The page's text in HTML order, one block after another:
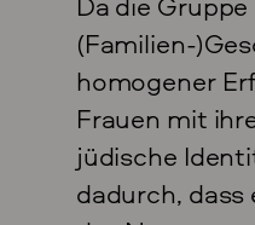
(Familien-
homogener
Frauen mit
jüdische
dadurch,